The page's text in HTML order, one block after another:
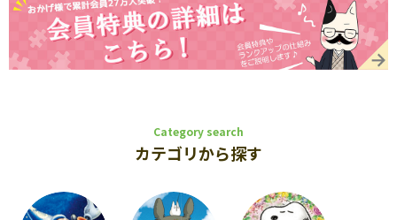
Category search
カテゴリから探す